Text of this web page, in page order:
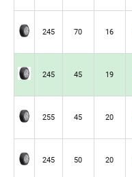
245 70 16
245 45 19
255 45 20
245 50 20